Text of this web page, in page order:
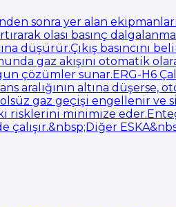
sonra yer alan
olası basınç
düşürür.Çıkış basıncını
gaz akışını otomatik
çözümler sunar.ERG-H6
aralığının altına düşerse,
gaz geçişi engellenir ve
risklerini minimize